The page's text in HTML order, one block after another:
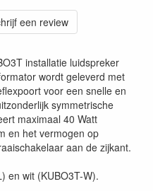
een review
installatie luidspreker
wordt geleverd met
voor een snelle en
symmetrische
maximaal 40 Watt
en het vermogen op
aan de zijkant.
en wit (KUBO3T-W).